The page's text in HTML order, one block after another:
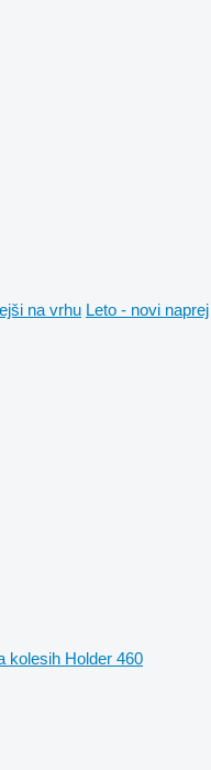
na vrhu Leto - novi naprej
kolesih Holder 460